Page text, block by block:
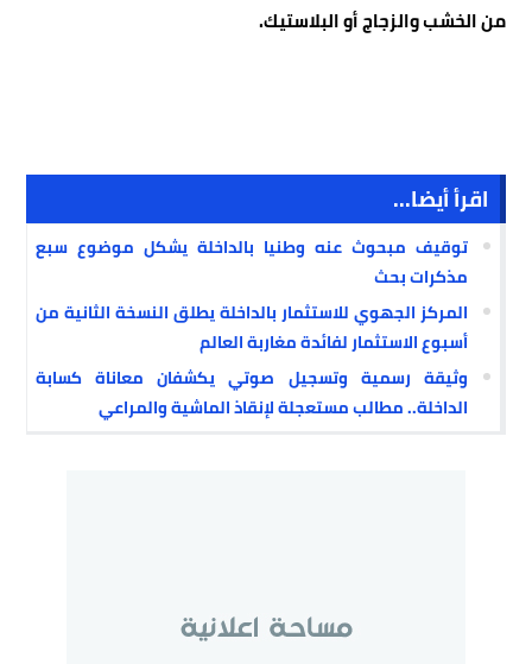
من الخشب والزجاج أو البلاستيك.
اقرأ أيضا...
توقيف مبحوث عنه وطنيا بالداخلة يشكل موضوع سبع
مذكرات بحث
المركز الجهوي للاستثمار بالداخلة يطلق النسخة الثانية من
أسبوع الاستثمار لفائدة مغاربة العالم
وثيقة رسمية وتسجيل صوتي يكشفان معاناة كسابة
الداخلة.. مطالب مستعجلة لإنقاذ الماشية والمراعي